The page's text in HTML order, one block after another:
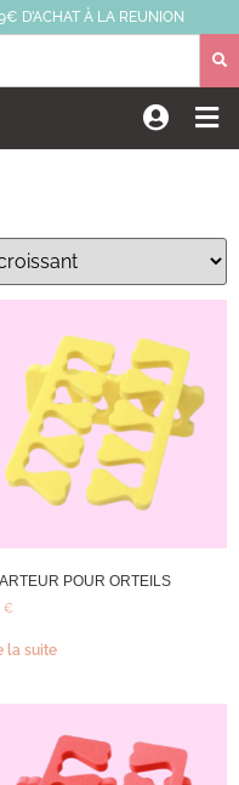
D’ACHAT À LA REUNION
POUR ORTEILS
€
la suite